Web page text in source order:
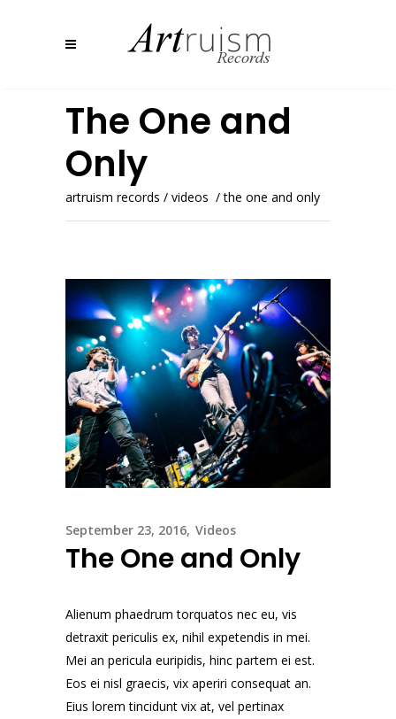
The One and
Only
artruism records / videos /the one and only
September 23, 2016 Videos
The One and Only
Alienum phaedrum torquatos nec eu, vis
detraxit periculis ex, nihil expetendis in mei.
Mei an pericula euripidis, hinc partem ei est.
Eos ei nisl graecis, vix aperiri consequat an.
Eius lorem tincidunt vix at, vel pertinax